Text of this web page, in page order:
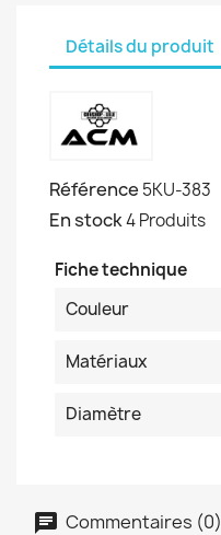
Détails du produit
Référence 5KU-383
En stock4 Produits
Fiche technique
Couleur
Matériaux
Diamètre
Commentaires (0)